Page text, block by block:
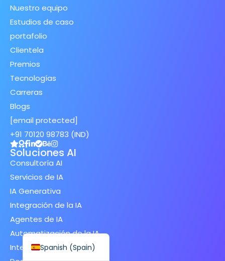
Nuestro equipo
Estudios de caso
portafolio
Clientela
Premios
Tecnologías
Carreras
Blogs
[email protected]
+91 70120 98783 (IND)
Soluciones AI
Consultoría AI
Servicios de IA
IA Generativa
Integración de la IA
Agentes de IA
Automatización de la IA
Inteligencia Artificial
Spanish (Spain)
English
Spanish (Mexico)
French
German
Japanese
Dutch
Finnish